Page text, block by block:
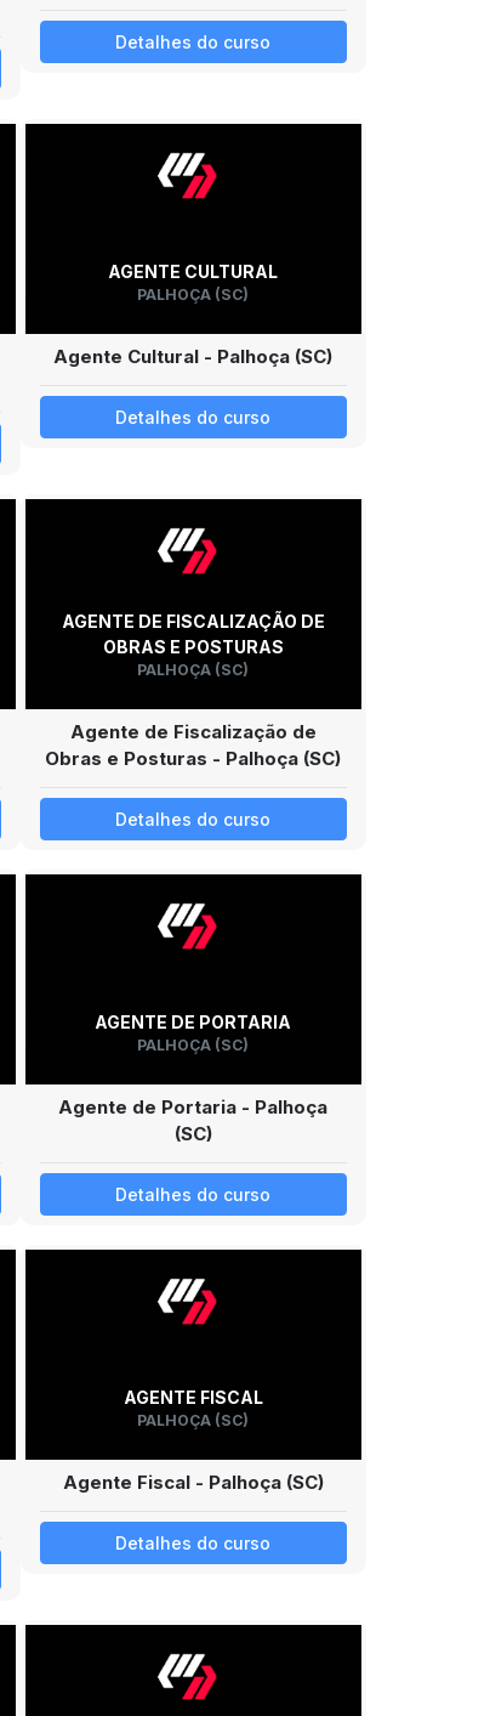
Detalhes do curso
AGENTE CULTURAL
PALHOÇA (SC)
Agente Cultural - Palhoça (SC)
Detalhes do curso
AGENTE DE FISCALIZAÇÃO DE
OBRAS E POSTURAS
PALHOÇA (SC)
Agente de Fiscalização de
Obras e Posturas - Palhoça (SC)
Detalhes do curso
AGENTE DE PORTARIA
PALHOÇA (SC)
Agente de Portaria - Palhoça
(SC)
Detalhes do curso
AGENTE FISCAL
PALHOÇA (SC)
Agente Fiscal - Palhoça (SC)
Detalhes do curso